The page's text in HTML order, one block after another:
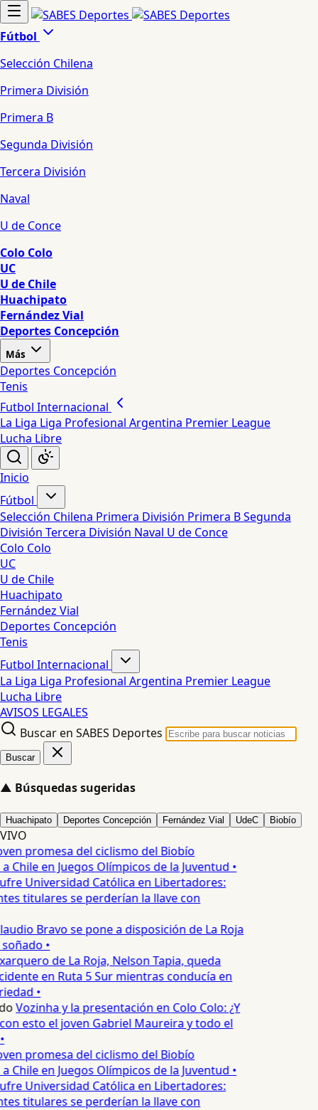
Fútbol
Selección Chilena
Primera División
Primera B
Segunda División
Tercera División
Naval
U de Conce
Colo Colo
UC
U de Chile
Huachipato
Fernández Vial
Deportes Concepción
Más
Deportes Concepción
Tenis
Futbol Internacional
La Liga Liga Profesional Argentina Premier League
Lucha Libre
Inicio
Fútbol
Selección Chilena Primera División Primera BSegunda
División Tercera División Naval U de Conce
Colo Colo
UC
U de Chile
Huachipato
Fernández Vial
Deportes Concepción
Tenis
Futbol Internacional
La Liga Liga Profesional Argentina Premier League
Lucha Libre
AVISOS LEGALES
Buscar en SABES Deportes
Buscar
▲ Búsquedas sugeridas
Huachipato Deportes Concepción Fernández Vial UdeC Biobío
VIVO
promesa del ciclismo del Biobío
Chile en Juegos Olímpicos de la Juventud •
Universidad Católica en Libertadores:
titulares se perderían la llave con
Bravo se pone a disposición de La Roja
•
de La Roja, Nelson Tapia, queda
en Ruta 5 Sur mientras conducía en
•
Vozinha y la presentación en Colo Colo: ¿Y
esto el joven Gabriel Maureira y todo el
promesa del ciclismo del Biobío
Chile en Juegos Olímpicos de la Juventud •
Universidad Católica en Libertadores:
titulares se perderían la llave con